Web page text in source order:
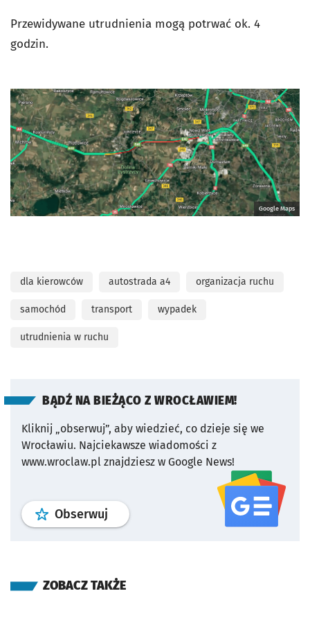
Przewidywane utrudnienia mogą potrwać ok. 4
godzin.
Google Maps
dla kierowców autostrada a4 organizacja ruchu
samochód transport wypadek
utrudnienia w ruchu
BĄDŹ NA BIEŻĄCO Z WROCŁAWIEM!
Kliknij „obserwuj”, aby wiedzieć, co dzieje się we
Wrocławiu. Najciekawsze wiadomości z
www.wroclaw.pl znajdziesz w Google News!
Obserwuj profil serwisu
ZOBACZ TAKŻE